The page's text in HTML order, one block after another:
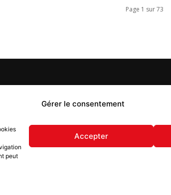
Gérer le consentement
peut
Accepter
Page 1 sur 73
sur trois éditions : en Alsace du Nord depuis
d’Obernai-Molsheim-Erstein depuis
Vignoble et Plaine depuis 2023.